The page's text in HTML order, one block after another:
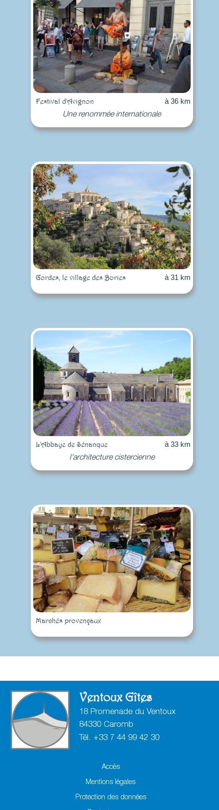
Festival d'Avignon à 36 km
Une renommée internationale
Gordes, le village des Bories à 31 km
L'Abbaye de Sénanque à 33 km
l'architecture cistercienne
Marchés provençaux
Ventoux Gîtes
18 Promenade du Ventoux
84330 Caromb
Tél. +33 7 44 99 42 30
Accès
Mentions légales
Protection des données